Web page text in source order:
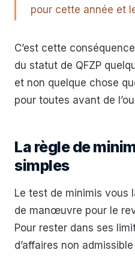
pour cette année et
C’est cette
du statut de QFZP
et non quelque chose
pour toutes avant de
La règle de
simples
Le test de minimis vous
de manœuvre pour le
Pour rester dans ses
d’affaires non